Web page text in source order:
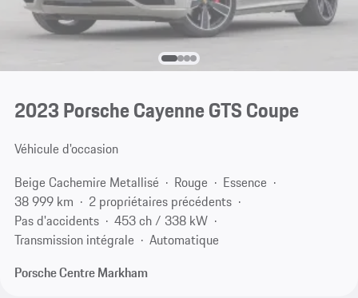
2023 Porsche Cayenne GTS Coupe
Véhicule d'occasion
Beige Cachemire Metallisé
Rouge
Essence
38 999 km
2 propriétaires précédents
Pas d'accidents
453 ch / 338 kW
Transmission intégrale
Automatique
Porsche Centre Markham